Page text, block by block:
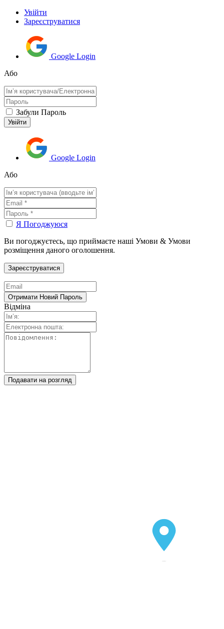
Увійти
Зареєструватися
Google Login
Або
Забули Пароль
Google Login
Або
Я Погоджуюся
Ви погоджуєтесь, що приймаєте наші Умови & Умови
розміщення даного оголошення.
Відміна